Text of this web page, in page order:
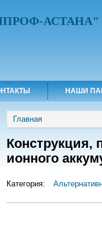
АСТАНА"
НАШИ
Вы здесь
Главная
Конструкция,
ионного
Категория: